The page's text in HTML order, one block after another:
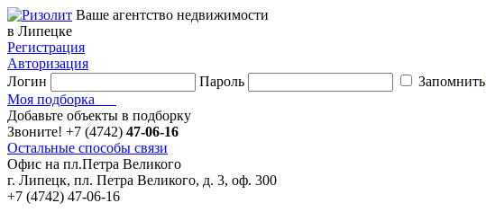
Ваше агентство недвижимости
в Липецке
Регистрация
Авторизация
Логин
Пароль Запомнить
Моя подборка
Добавьте объекты в подборку
Звоните! +7 (4742) 47-06-16
Остальные способы связи
Офис на пл.Петра Великого
г. Липецк, пл. Петра Великого, д. 3, оф. 300
+7 (4742) 47-06-16